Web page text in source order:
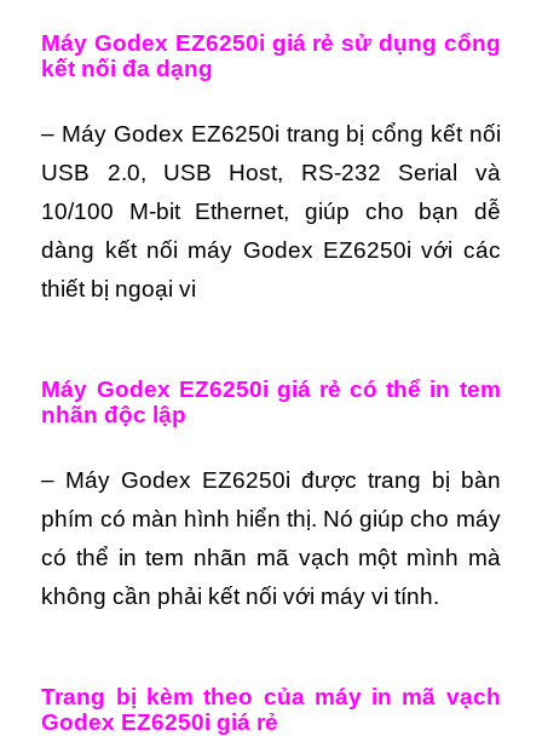
Máy Godex EZ6250i giá rẻ sử dụng cổng
kết nối đa dạng
– Máy Godex EZ6250i trang bị cổng kết nối
USB 2.0, USB Host, RS-232 Serial và
10/100 M-bit Ethernet, giúp cho bạn dễ
dàng kết nối máy Godex EZ6250i với các
thiết bị ngoại vi
Máy Godex EZ6250i giá rẻ có thể in tem
nhãn độc lập
– Máy Godex EZ6250i được trang bị bàn
phím có màn hình hiển thị. Nó giúp cho máy
có thể in tem nhãn mã vạch một mình mà
không cần phải kết nối với máy vi tính.
Trang bị kèm theo của máy in mã vạch
Godex EZ6250i giá rẻ